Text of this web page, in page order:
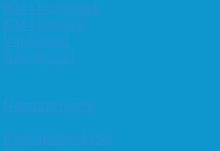
KM i hurtigsjakk
KM i lynsjakk
Vår-konrad
Høst-konrad
Høstturneringen
Klubbmesterskapet